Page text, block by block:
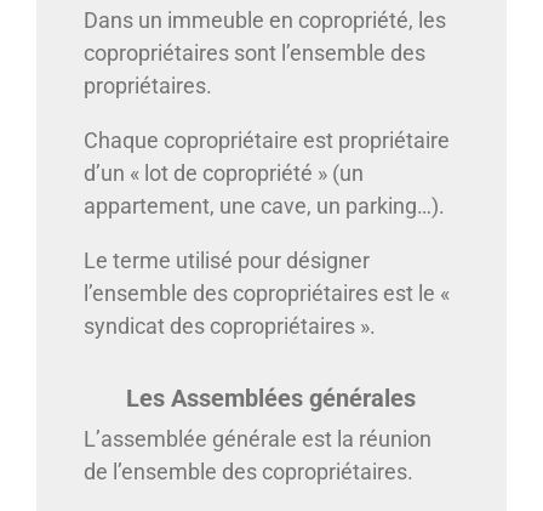
Dans un immeuble en copropriété, les
copropriétaires sont l’ensemble des
propriétaires.
Chaque copropriétaire est propriétaire
d’un « lot de copropriété » (un
appartement, une cave, un parking…).
Le terme utilisé pour désigner
l’ensemble des copropriétaires est le «
syndicat des copropriétaires ».
Les Assemblées générales
L’assemblée générale est la réunion
de l’ensemble des copropriétaires.